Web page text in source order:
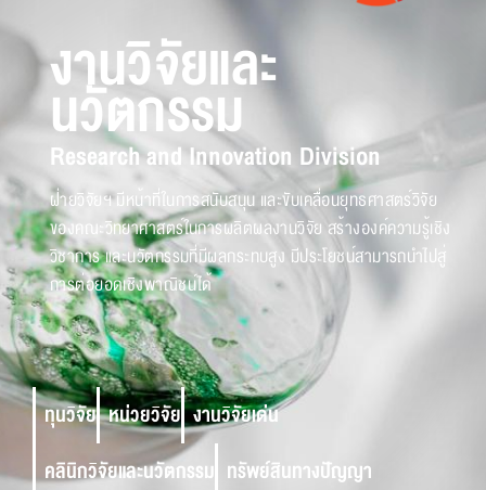
งานวิจัยและ
นวัตกรรม
Research and Innovation Division
ฝ่ายวิจัยฯ มีหน้าที่ในการสนับสนุน และขับเคลื่อนยุทธศาสตร์วิจัย
ของคณะวิทยาศาสตร์ในการผลิตผลงานวิจัย สร้างองค์ความรู้เชิง
วิชาการ และนวัตกรรมที่มีผลกระทบสูง มีประโยชน์สามารถนำไปสู่
การต่อยอดเชิงพาณิชน์ได้
ทุนวิจัย หน่วยวิจัย งานวิจัยเด่น
คลินิกวิจัยและนวัตกรรม ทรัพย์สินทางปัญญา